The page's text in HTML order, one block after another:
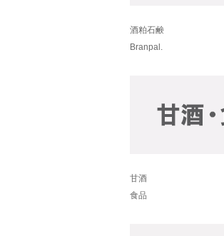
酒粕石鹸
Branpal.
甘酒
食品